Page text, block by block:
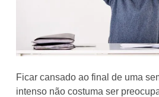
Ficar cansado ao final de uma
intenso não costuma ser